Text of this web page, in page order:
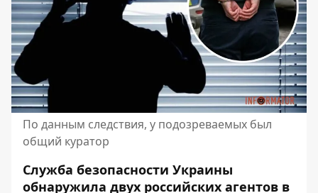
По данным следствия, у подозреваемых был
общий куратор
Служба безопасности Украины
обнаружила двух российских агентов в